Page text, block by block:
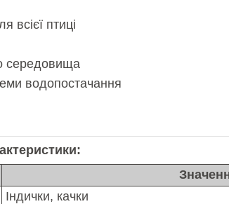
всієї птиці
середовища
водопостачання
Індички, качки